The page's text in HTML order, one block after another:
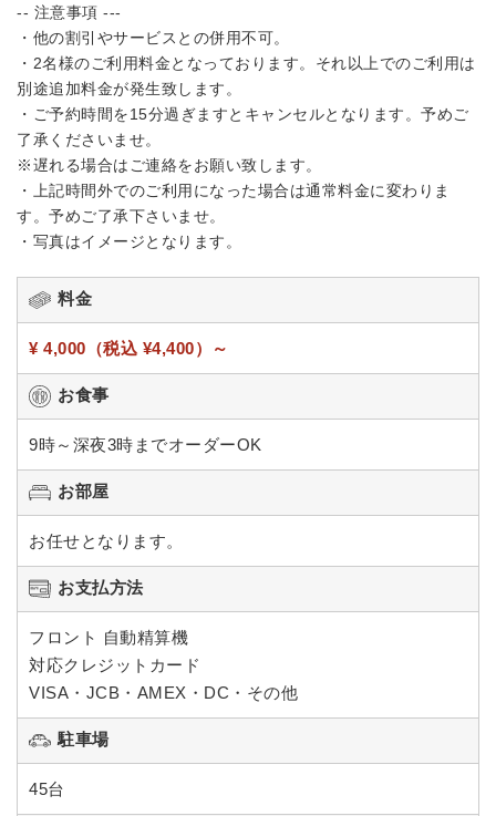
-- 注意事項 ---
・他の割引やサービスとの併用不可。
・2名様のご利用料金となっております。それ以上でのご利用は
別途追加料金が発生致します。
・ご予約時間を15分過ぎますとキャンセルとなります。予めご
了承くださいませ。
※遅れる場合はご連絡をお願い致します。
・上記時間外でのご利用になった場合は通常料金に変わりま
す。予めご了承下さいませ。
・写真はイメージとなります。
料金
¥ 4,000（税込 ¥4,400）～
お食事
9時～深夜3時までオーダーOK
お部屋
お任せとなります。
お支払方法
フロント 自動精算機
対応クレジットカード
VISA・JCB・AMEX・DC・その他
駐車場
45台